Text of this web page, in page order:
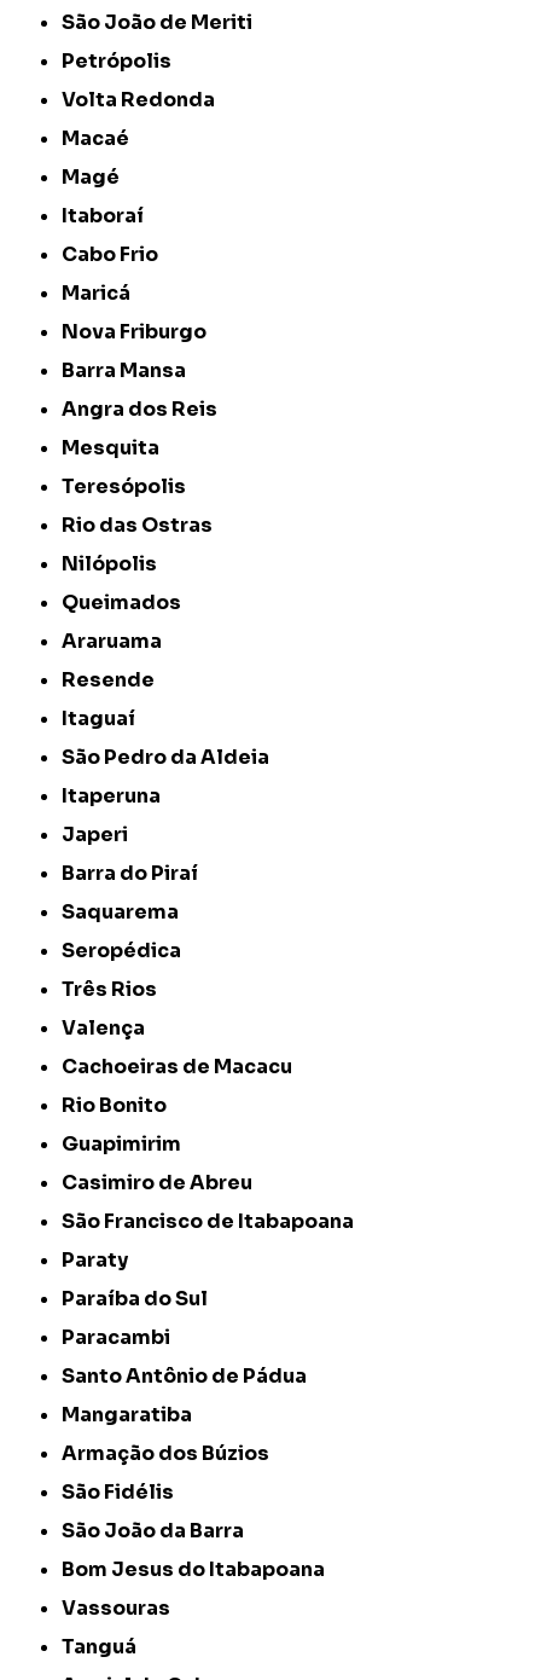
São João de Meriti
Petrópolis
Volta Redonda
Macaé
Magé
Itaboraí
Cabo Frio
Maricá
Nova Friburgo
Barra Mansa
Angra dos Reis
Mesquita
Teresópolis
Rio das Ostras
Nilópolis
Queimados
Araruama
Resende
Itaguaí
São Pedro da Aldeia
Itaperuna
Japeri
Barra do Piraí
Saquarema
Seropédica
Três Rios
Valença
Cachoeiras de Macacu
Rio Bonito
Guapimirim
Casimiro de Abreu
São Francisco de Itabapoana
Paraty
Paraíba do Sul
Paracambi
Santo Antônio de Pádua
Mangaratiba
Armação dos Búzios
São Fidélis
São João da Barra
Bom Jesus do Itabapoana
Vassouras
Tanguá